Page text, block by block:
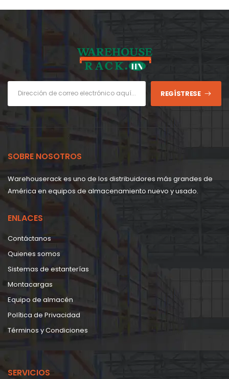
REGÍSTRESE
SOBRE NOSOTROS
Warehouserack es uno de los distribuidores más grandes de
América en equipos de almacenamiento nuevo y usado.
ENLACES
Contáctanos
Quienes somos
Sistemas de estanterías
Montacargas
Equipo de almacén
Política de Privacidad
Términos y Condiciones
SERVICIOS